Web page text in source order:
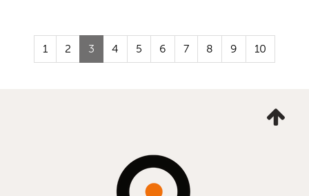
1 2 3(Aktuell
sida)
4 5 6 7 8 9 10
mig